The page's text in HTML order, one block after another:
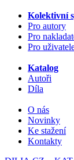
Kolektivní
Pro autory
Pro
Pro
Katalog
Autoři
Díla
O nás
Novinky
Ke stažení
Kontakty